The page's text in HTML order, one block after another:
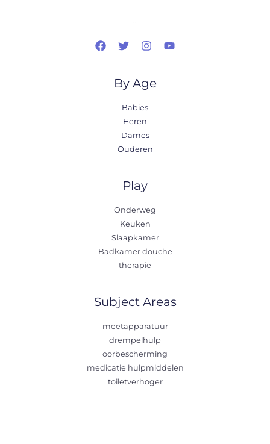
..
By Age
Babies
Heren
Dames
Ouderen
Play
Onderweg
Keuken
Slaapkamer
Badkamer douche
therapie
Subject Areas
meetapparatuur
drempelhulp
oorbescherming
medicatie hulpmiddelen
toiletverhoger